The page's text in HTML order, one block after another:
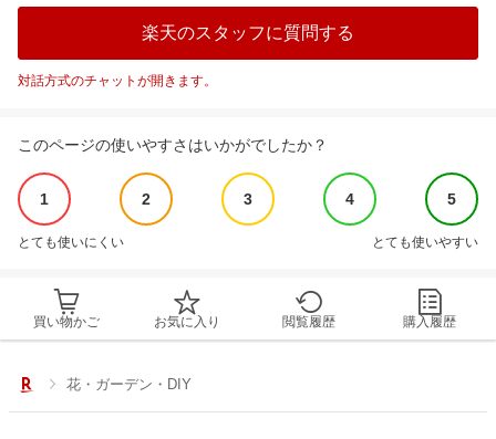
楽天のスタッフに質問する
対話方式のチャットが開きます。
このページの使いやすさはいかがでしたか？
1 2 3 4 5
とても使いにくい とても使いやすい
買い物かご お気に入り 閲覧履歴 購入履歴
花・ガーデン・DIY